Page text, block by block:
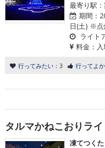
最寄り駅
期間：
日(土) ※点
ライト
料金：
行ってみたい： 3 行ってよ
タルマかねこおりラ
凍てつく